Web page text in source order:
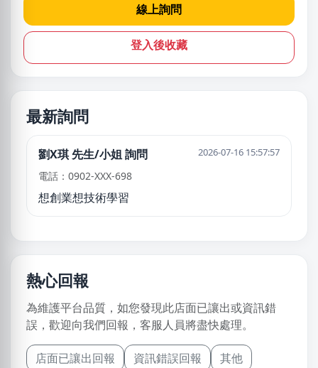
線上詢問
登入後收藏
最新詢問
劉X琪 先生/小姐 詢問 2026-07-16 15:57:57
電話：0902-XXX-698
想創業想技術學習
熱心回報
為維護平台品質，如您發現此店面已讓出或資訊錯
誤，歡迎向我們回報，客服人員將盡快處理。
店面已讓出回報 資訊錯誤回報 其他